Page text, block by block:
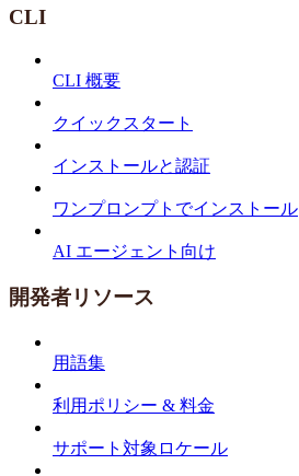
CLI
CLI 概要
クイックスタート
インストールと認証
ワンプロンプトでインストール
AI エージェント向け
開発者リソース
用語集
利用ポリシー & 料金
サポート対象ロケール